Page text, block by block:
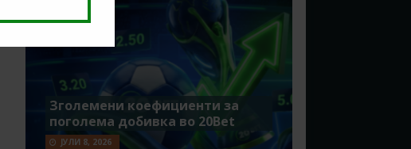
Зголемени коефициенти за
поголема добивка во 20Bet
ЈУЛИ 8, 2026